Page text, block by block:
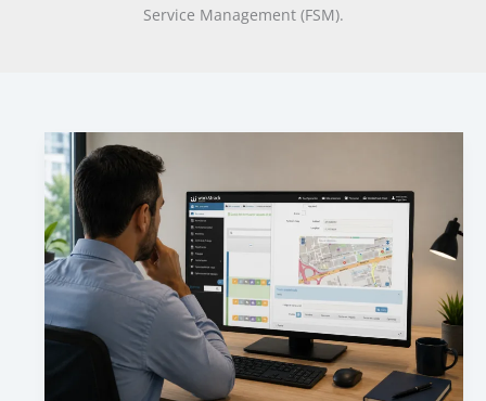
Service Management (FSM).